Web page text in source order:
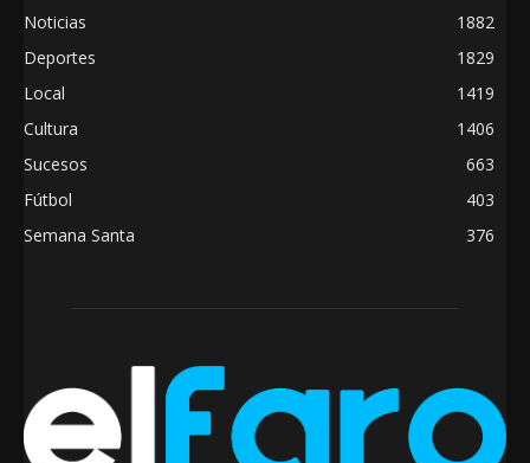
Noticias
1882
Deportes
1829
Local
1419
Cultura
1406
Sucesos
663
Fútbol
403
Semana Santa
376